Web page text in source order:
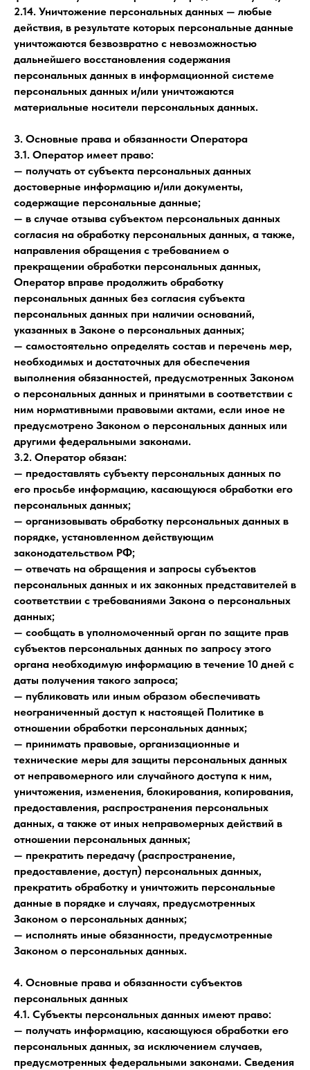
2.14. Уничтожение персональных данных — любые
действия, в результате которых персональные данные
уничтожаются безвозвратно с невозможностью
дальнейшего восстановления содержания
персональных данных в информационной системе
персональных данных и/или уничтожаются
материальные носители персональных данных.
3. Основные права и обязанности Оператора
3.1. Оператор имеет право:
— получать от субъекта персональных данных
достоверные информацию и/или документы,
содержащие персональные данные;
— в случае отзыва субъектом персональных данных
согласия на обработку персональных данных, а также,
направления обращения с требованием о
прекращении обработки персональных данных,
Оператор вправе продолжить обработку
персональных данных без согласия субъекта
персональных данных при наличии оснований,
указанных в Законе о персональных данных;
— самостоятельно определять состав и перечень мер,
необходимых и достаточных для обеспечения
выполнения обязанностей, предусмотренных Законом
о персональных данных и принятыми в соответствии с
ним нормативными правовыми актами, если иное не
предусмотрено Законом о персональных данных или
другими федеральными законами.
3.2. Оператор обязан:
— предоставлять субъекту персональных данных по
его просьбе информацию, касающуюся обработки его
персональных данных;
— организовывать обработку персональных данных в
порядке, установленном действующим
законодательством РФ;
— отвечать на обращения и запросы субъектов
персональных данных и их законных представителей в
соответствии с требованиями Закона о персональных
данных;
— сообщать в уполномоченный орган по защите прав
субъектов персональных данных по запросу этого
органа необходимую информацию в течение 10 дней с
даты получения такого запроса;
— публиковать или иным образом обеспечивать
неограниченный доступ к настоящей Политике в
отношении обработки персональных данных;
— принимать правовые, организационные и
технические меры для защиты персональных данных
от неправомерного или случайного доступа к ним,
уничтожения, изменения, блокирования, копирования,
предоставления, распространения персональных
данных, а также от иных неправомерных действий в
отношении персональных данных;
— прекратить передачу (распространение,
предоставление, доступ) персональных данных,
прекратить обработку и уничтожить персональные
данные в порядке и случаях, предусмотренных
Законом о персональных данных;
— исполнять иные обязанности, предусмотренные
Законом о персональных данных.
4. Основные права и обязанности субъектов
персональных данных
4.1. Субъекты персональных данных имеют право:
— получать информацию, касающуюся обработки его
персональных данных, за исключением случаев,
предусмотренных федеральными законами. Сведения